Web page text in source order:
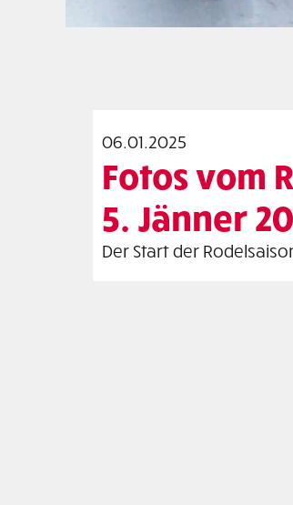
06.01.2025
Fotos vom
5. Jänner
Der Start der